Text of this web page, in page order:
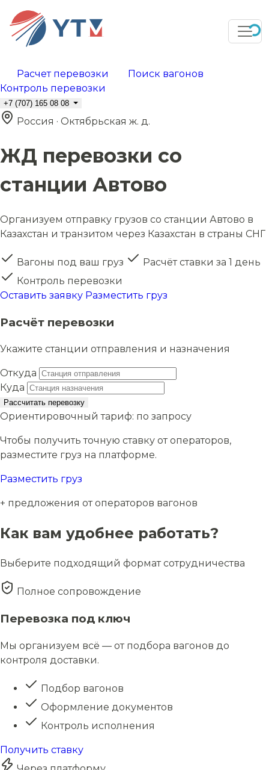
Расчет перевозки
Поиск вагонов
Контроль перевозки
+7 (707) 165 08 08
Россия · Октябрьская ж. д.
ЖД перевозки со
станции Автово
Организуем отправку грузов со станции Автово в
Казахстан и транзитом через Казахстан в страны СНГ
Вагоны под ваш груз
Расчёт ставки за 1 день
Контроль перевозки
Оставить заявку Разместить груз
Расчёт перевозки
Укажите станции отправления и назначения
Откуда
Куда
Рассчитать перевозку
Ориентировочный тариф: по запросу
Чтобы получить точную ставку от операторов,
разместите груз на платформе.
Разместить груз
+ предложения от операторов вагонов
Как вам удобнее работать?
Выберите подходящий формат сотрудничества
Полное сопровождение
Перевозка под ключ
Мы организуем всё — от подбора вагонов до
контроля доставки.
Подбор вагонов
Оформление документов
Контроль исполнения
Получить ставку